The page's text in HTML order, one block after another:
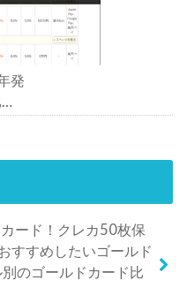
発
ード！クレカ50枚保
すすめしたいゴールド
のゴールドカード比